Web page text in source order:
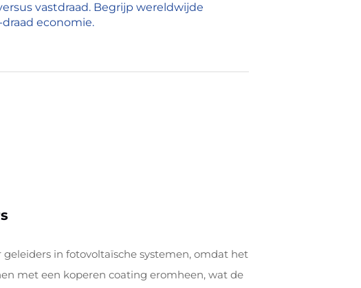
vastdraad. Begrijp wereldwijde
economie.
in fotovoltaïsche systemen, omdat het
met een koperen coating eromheen, wat de